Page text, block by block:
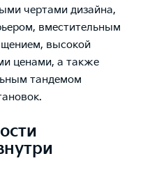
чертами дизайна,
вместительным
высокой
ценами, а также
тандемом